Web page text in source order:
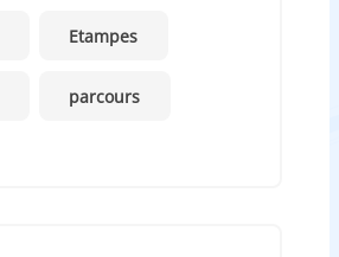
Etampes
parcours